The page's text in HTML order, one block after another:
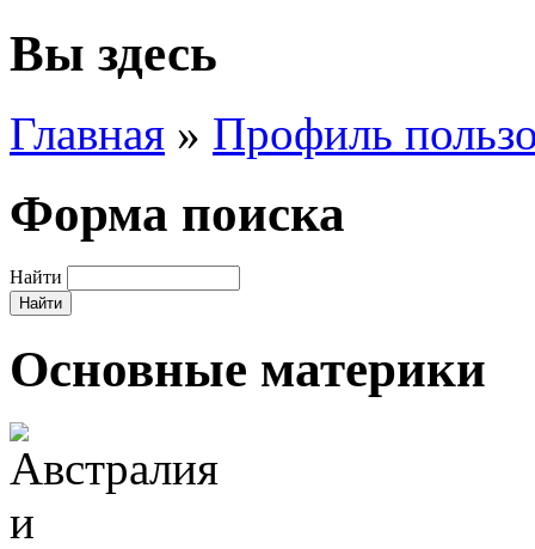
Вы здесь
Главная » Профиль
Форма поиска
Найти
Основные материки